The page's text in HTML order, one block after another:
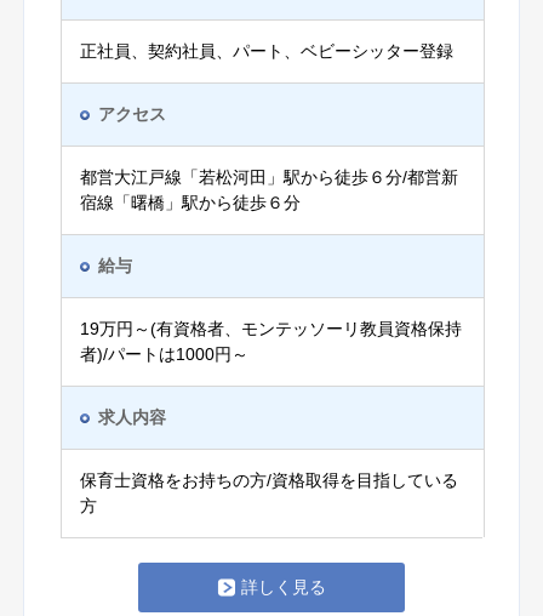
正社員、契約社員、パート、ベビーシッター登録
アクセス
都営大江戸線「若松河田」駅から徒歩６分/都営新
宿線「曙橋」駅から徒歩６分
給与
19万円～(有資格者、モンテッソーリ教員資格保持
者)/パートは1000円～
求人内容
保育士資格をお持ちの方/資格取得を目指している
方
詳しく見る